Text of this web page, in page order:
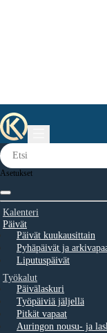
Asetukset
Kalenteri
Päivät
Päivät kuukausittain
Pyhäpäivät ja
Liputuspäivät
Työkalut
Päivälaskuri
Työpäiviä jäljellä
Pitkät vapaat
Auringon nousu- ja